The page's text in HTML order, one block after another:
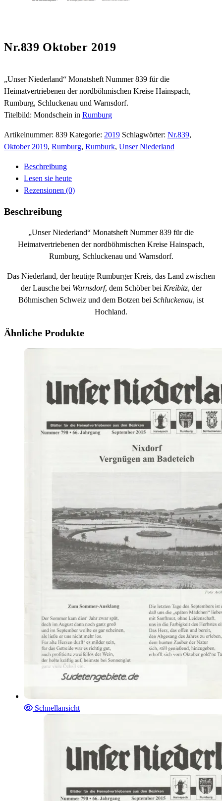
Nr.839 Oktober 2019
„Unser Niederland“ Monatsheft Nummer 839 für die
Heimatvertriebenen der nordböhmischen Kreise Hainspach,
Rumburg, Schluckenau und Warnsdorf.
Titelbild: Mondschein in Rumburg
Artikelnummer: 839 Kategorie: 2019 Schlagwörter: Nr.839,
Oktober 2019, Rumburg, Rumburk, Unser Niederland
Beschreibung
Lesen sie heute
Rezensionen (0)
Beschreibung
„Unser Niederland“ Monatsheft Nummer 839 für die
Heimatvertriebenen der nordböhmischen Kreise Hainspach,
Rumburg, Schluckenau und Warnsdorf.
Das Niederland, der heutige Rumburger Kreis, das Land zwischen
der Lausche bei Warnsdorf, dem Schöber bei Kreibitz, der
Böhmischen Schweiz und dem Botzen bei Schluckenau, ist
Hochland.
Ähnliche Produkte
Schnellansicht